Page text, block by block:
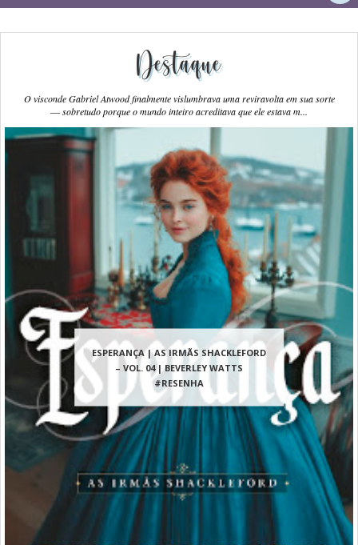
Destaque
ESPERANÇA | AS IRMÃS SHACKLEFORD
– VOL. 04 | BEVERLEY WATTS
#RESENHA
O visconde Gabriel Atwood finalmente vislumbrava uma reviravolta em sua sorte
― sobretudo porque o mundo inteiro acreditava que ele estava m...